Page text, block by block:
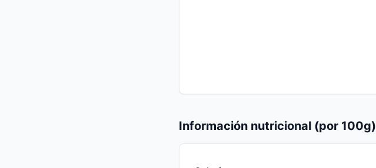
Información nutricional (por 100g)